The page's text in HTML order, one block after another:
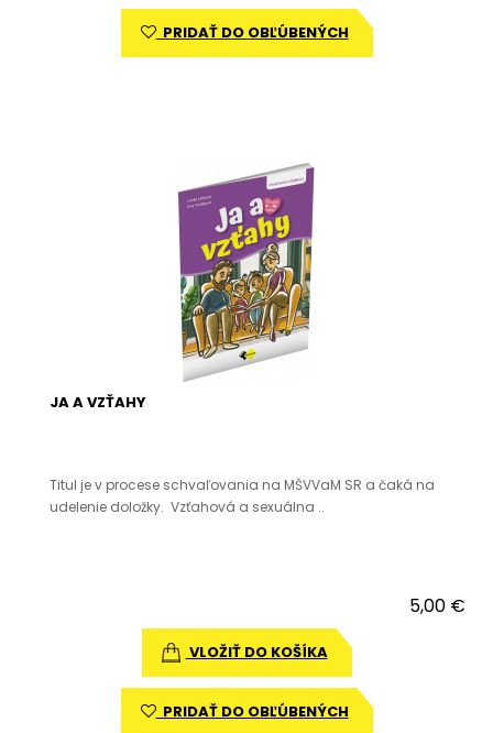
PRIDAŤ DO OBĽÚBENÝCH
JA A VZŤAHY
Titul je v procese schvaľovania na MŠVVaM SR a čaká na
udelenie doložky. Vzťahová a sexuálna ..
5,00 €
VLOŽIŤ DO KOŠÍKA
PRIDAŤ DO OBĽÚBENÝCH